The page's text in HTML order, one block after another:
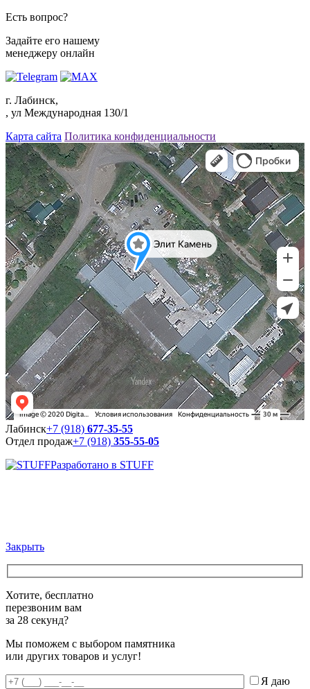
Есть вопрос?
Задайте его нашему
менеджеру онлайн
г. Лабинск,
, ул Международная 130/1
Карта сайта Политика конфиденциальности
Лабинск+7 (918) 677-35-55
Отдел продаж+7 (918) 355-55-05
Разработано в STUFF
Закрыть
Хотите, бесплатно
перезвоним вам
за 28 секунд?
Мы поможем с выбором памятника
или других товаров и услуг!
Я даю